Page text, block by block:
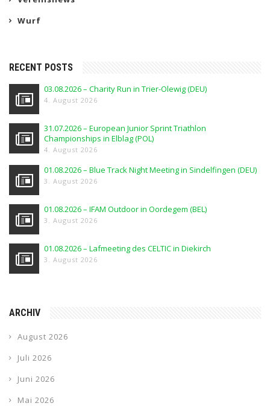
Wurf
RECENT POSTS
03.08.2026 – Charity Run in Trier-Olewig (DEU)
4. August 2026
31.07.2026 – European Junior Sprint Triathlon
Championships in Elblag (POL)
4. August 2026
01.08.2026 – Blue Track Night Meeting in Sindelfingen (DEU)
3. August 2026
01.08.2026 – IFAM Outdoor in Oordegem (BEL)
3. August 2026
01.08.2026 – Lafmeeting des CELTIC in Diekirch
3. August 2026
ARCHIV
August 2026
Juli 2026
Juni 2026
Mai 2026